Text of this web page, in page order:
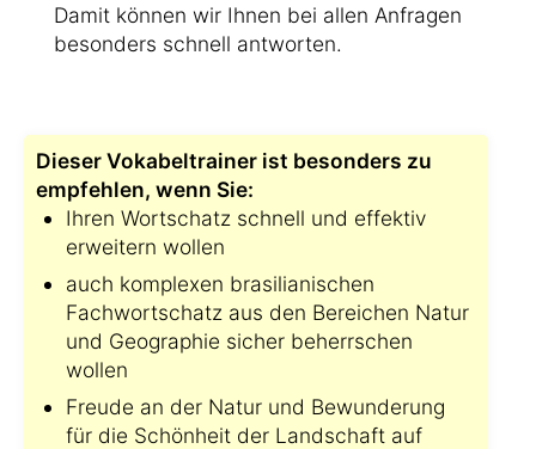
Damit können wir Ihnen bei allen Anfragen
besonders schnell antworten.
Dieser Vokabeltrainer ist besonders zu
empfehlen, wenn Sie:
Ihren Wortschatz schnell und effektiv
erweitern wollen
auch komplexen brasilianischen
Fachwortschatz aus den Bereichen Natur
und Geographie sicher beherrschen
wollen
Freude an der Natur und Bewunderung
für die Schönheit der Landschaft auf